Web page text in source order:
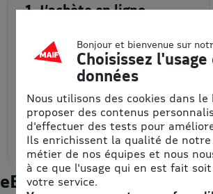
1. J’achète en ligne
Je choisis la quantité et le
montant de mon eBon
d’achat à prix remisé, que je
reçois par email et/ou que
je récupère depuis mon
espace personnel.
eBons d'achats : les
Bonjour et bienvenue sur
Choisissez l'usage
données
Nous utilisons des cookies dans le
proposer des contenus
d'effectuer des tests pour
Ils enrichissent la qualité de
métier de nos équipes et nous
à ce que l'usage qui en est fait
votre service.